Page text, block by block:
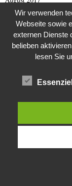
Juli 2017
Juni 2017
Mai 2017
Februar 2017
Januar 2017
Diese Website
Website stimmst du
Wir verwenden
Webseite sowie
externen Dienste
belieben
lesen Sie
Essenziell